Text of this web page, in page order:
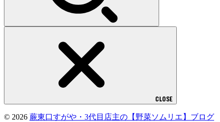
CLOSE
© 2026 蕨東口すがや・3代目店主の【野菜ソムリエ】ブログ